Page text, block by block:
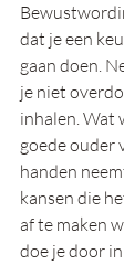
dat je een
gaan doen.
je niet
inhalen. Wat
goede ouder
handen
kansen die
af te maken
doe je door